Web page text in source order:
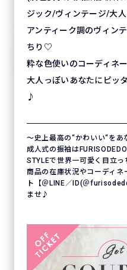
ジック/ヴィンテージ/大
アンティーク調のヴィン
ちり♡
粋な色使いのコーディネ
大人っぽいあなたにピッ
♪
〜史上最高の“かわいい“をあ
成人式の振袖は
STYLEで世界一可愛く目立
商品の在庫状況やコーディ
ト【＠LINE／ID(＠
ませ♪